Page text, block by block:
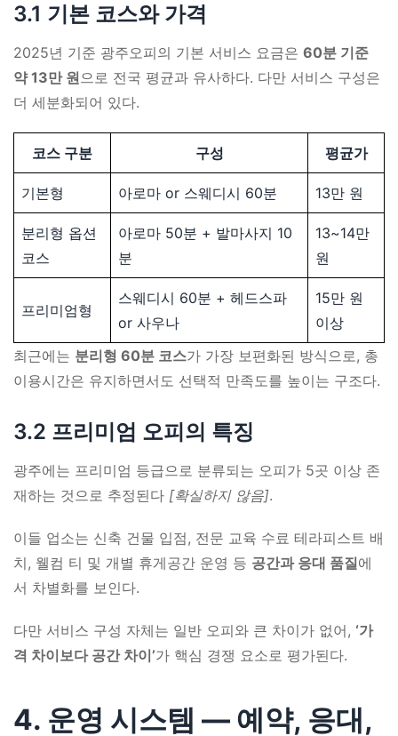
3.1 기본 코스와 가격
2025년 기준 광주오피의 기본 서비스 요금은 60분 기준
약 13만 원으로 전국 평균과 유사하다. 다만 서비스 구성은
더 세분화되어 있다.
코스 구분 구성 평균가
기본형 아로마 or 스웨디시 60분 13만 원
분리형 옵션
코스
아로마 50분 + 발마사지 10
분
13~14만
원
프리미엄형
스웨디시 60분 + 헤드스파
or 사우나
15만 원
이상
최근에는 분리형 60분 코스가 가장 보편화된 방식으로, 총
이용시간은 유지하면서도 선택적 만족도를 높이는 구조다.
3.2 프리미엄 오피의 특징
광주에는 프리미엄 등급으로 분류되는 오피가 5곳 이상 존
재하는 것으로 추정된다 [확실하지 않음].
이들 업소는 신축 건물 입점, 전문 교육 수료 테라피스트 배
치, 웰컴 티 및 개별 휴게공간 운영 등 공간과 응대 품질에
서 차별화를 보인다.
다만 서비스 구성 자체는 일반 오피와 큰 차이가 없어, ‘가
격 차이보다 공간 차이’가 핵심 경쟁 요소로 평가된다.
4. 운영 시스템 ― 예약, 응대,